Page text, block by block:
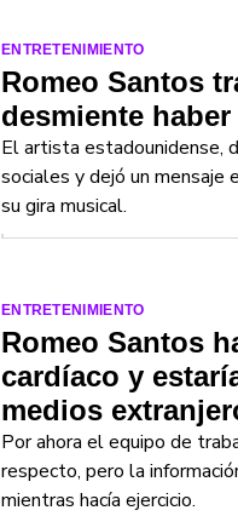
ENTRETENIMIENTO
Romeo Santos
desmiente
El artista estadounidense,
sociales y dejó un mensaje
su gira musical.
ENTRETENIMIENTO
Romeo Santos
cardíaco y
medios
Por ahora el equipo de
respecto, pero la
mientras hacía ejercicio.